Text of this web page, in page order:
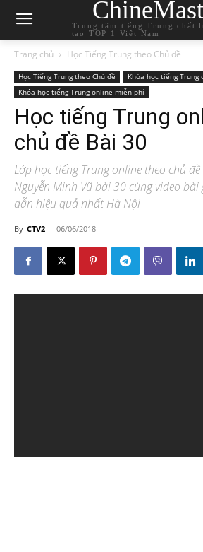
Trung tâm tiếng Trung chất
tạo TOP 1 Việt Nam
Trang chủ Học Tiếng Trung theo Chủ đề
Học Tiếng Trung theo Chủ đề
Khóa học tiếng Trung
Khóa học tiếng Trung online miễn phí
Học tiếng Trung
chủ đề Bài 30
Lớp học tiếng Trung online theo chủ
Nguyễn Minh Vũ bài 30 cùng video
dẫn hiệu quả nhất Hà Nội
By CTV2 - 06/06/2018